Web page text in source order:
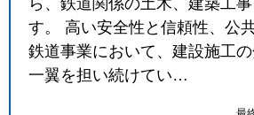
す。 高い安全性と信頼性、公
鉄道事業において、建設施工
一翼を担い続けてい…